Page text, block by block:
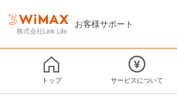
株式会社Link Life
お客様サポート
トップ サービスについて